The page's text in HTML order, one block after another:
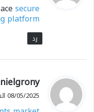
ل
secure
platform
رد
ي
ق
08/05/2025 الساعة 15:37